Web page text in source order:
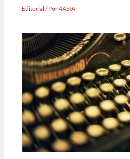
Editorial / Por4ASIA